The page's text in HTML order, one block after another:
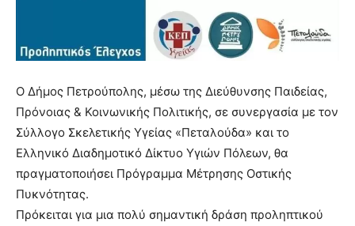
Ο Δήμος Πετρούπολης, μέσω της Διεύθυνσης Παιδείας,
Πρόνοιας & Κοινωνικής Πολιτικής, σε συνεργασία με τον
Σύλλογο Σκελετικής Υγείας «Πεταλούδα» και το
Ελληνικό Διαδημοτικό Δίκτυο Υγιών Πόλεων, θα
πραγματοποιήσει Πρόγραμμα Μέτρησης Οστικής
Πυκνότητας.
Πρόκειται για μια πολύ σημαντική δράση προληπτικού